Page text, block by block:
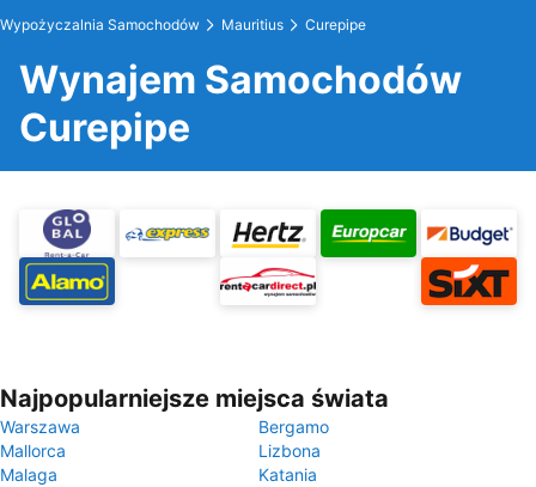
Wypożyczalnia Samochodów Mauritius Curepipe
Wynajem Samochodów
Curepipe
Najpopularniejsze miejsca świata
Warszawa
Bergamo
Mallorca
Lizbona
Malaga
Katania